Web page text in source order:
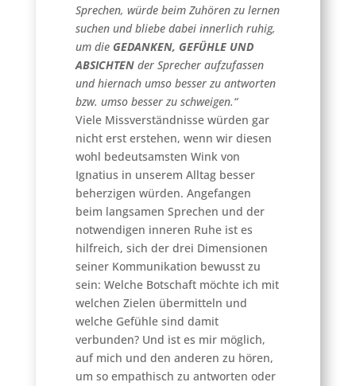
Sprechen, würde beim Zuhören zu lernen
suchen und bliebe dabei innerlich ruhig,
um die GEDANKEN, GEFÜHLE UND
ABSICHTENder Sprecher aufzufassen
und hiernach umso besser zu antworten
bzw. umso besser zu schweigen.“
Viele Missverständnisse würden gar
nicht erst erstehen, wenn wir diesen
wohl bedeutsamsten Wink von
Ignatius in unserem Alltag besser
beherzigen würden. Angefangen
beim langsamen Sprechen und der
notwendigen inneren Ruhe ist es
hilfreich, sich der drei Dimensionen
seiner Kommunikation bewusst zu
sein: Welche Botschaft möchte ich mit
welchen Zielen übermitteln und
welche Gefühle sind damit
verbunden? Und ist es mir möglich,
auf mich und den anderen zu hören,
um so empathisch zu antworten oder